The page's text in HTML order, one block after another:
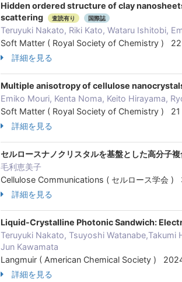
Hidden ordered structure of clay
scattering
査読有り 国際誌
Teruyuki Nakato, Riki Kato, Wataru Ishitobi,
Soft Matter ( Royal Society of Chemistry )
詳細を見る
Multiple anisotropy of cellulose
Emiko Mouri, Kenta Noma, Keito Hirayama,
Soft Matter ( Royal Society of Chemistry )
詳細を見る
セルロースナノクリスタルを基盤とした高分子
毛利恵美子
Cellulose Communications ( セルロース学
詳細を見る
Liquid-Crystalline Photonic Sandwich:
Teruyuki Nakato, Tsuyoshi
Jun Kawamata
Langmuir ( American Chemical Society )
詳細を見る